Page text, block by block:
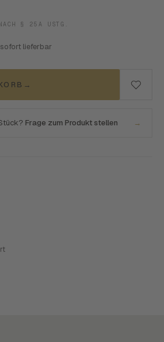
§ 25A USTG.
lieferbar
→
Frage zum Produkt stellen →